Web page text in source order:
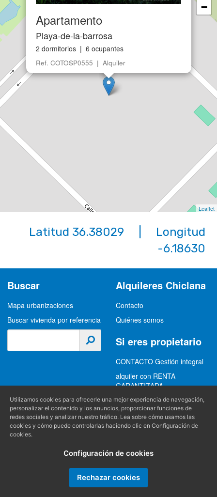
Apartamento
Playa-de-la-barrosa
2 dormitorios | 6 ocupantes
Ref. COTOSP0555 | Alquiler
−
Leaflet
Latitud 36.38029 | Longitud
-6.18630
Buscar
Mapa urbanizaciones
Buscar vivienda por referencia
Alquileres Chiclana
Contacto
Quiénes somos
Si eres propietario
CONTACTO Gestión integral
alquiler con RENTA
GARANTIZADA
GESTION INTEGRAL
ALQUILER
Información
Política de privacidad
Condiciones generales
(+34) 956 489 403
info@alquilereschiclana.com
Utilizamos cookies para ofrecerle una mejor experiencia de navegación,
personalizar el contenido y los anuncios, proporcionar funciones de
redes sociales y analizar nuestro tráfico. Lea sobre cómo usamos las
cookies y cómo puede controlarlas haciendo clic en Configuración de
cookies.
Configuración de cookies
Rechazar cookies